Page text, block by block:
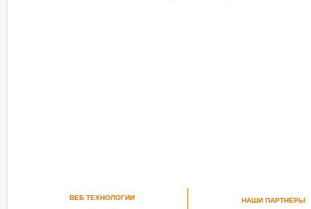
ВЕБ ТЕХНОЛОГИИ НАШИ ПАРТНЕРЫ